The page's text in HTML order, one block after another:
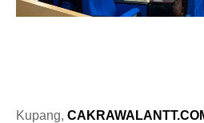
Kupang,